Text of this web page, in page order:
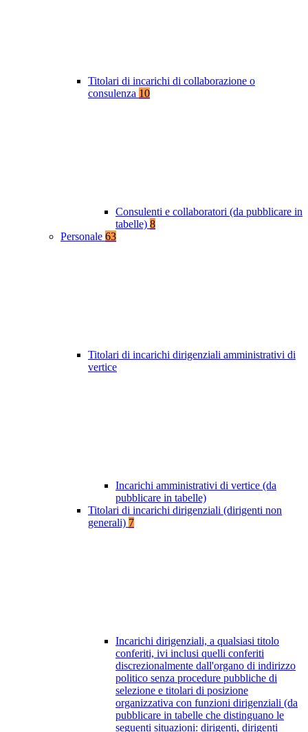
Titolari di incarichi di collaborazione o
consulenza 10
Consulenti e collaboratori (da pubblicare in
tabelle) 8
Personale 63
Titolari di incarichi dirigenziali amministrativi di
vertice
Incarichi amministrativi di vertice (da
pubblicare in tabelle)
Titolari di incarichi dirigenziali (dirigenti non
generali) 7
Incarichi dirigenziali, a qualsiasi titolo
conferiti, ivi inclusi quelli conferiti
discrezionalmente dall'organo di indirizzo
politico senza procedure pubbliche di
selezione e titolari di posizione
organizzativa con funzioni dirigenziali (da
pubblicare in tabelle che distinguano le
seguenti situazioni: dirigenti, dirigenti